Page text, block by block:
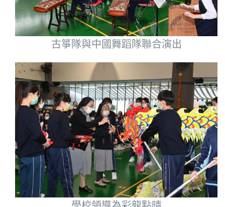
古箏隊與中國舞蹈隊聯合演出